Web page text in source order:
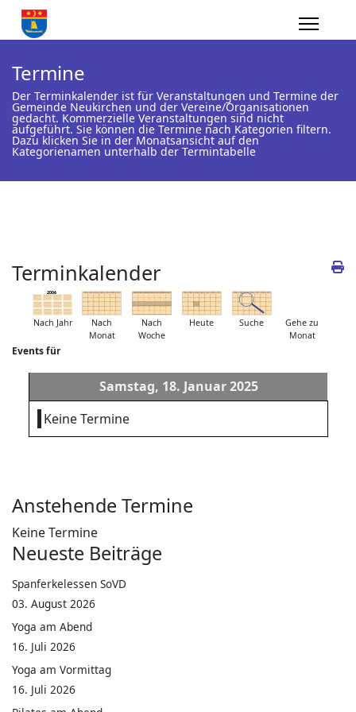
Termine
Der Terminkalender ist für Veranstaltungen und Termine der
Gemeinde Neukirchen und der Vereine/Organisationen
gedacht. Kommerzielle Veranstaltungen sind nicht
aufgeführt. Sie können die Termine nach Kategorien filtern.
Dazu klicken Sie in der Monatsansicht auf den
Kategorienamen unterhalb der Termintabelle
Terminkalender
Nach Jahr
Nach
Monat
Nach
Woche
Heute Suche
Gehe zu
Monat
Events für
Samstag, 18. Januar 2025
Keine Termine
Anstehende Termine
Keine Termine
Neueste Beiträge
Spanferkelessen SoVD
03. August 2026
Yoga am Abend
16. Juli 2026
Yoga am Vormittag
16. Juli 2026